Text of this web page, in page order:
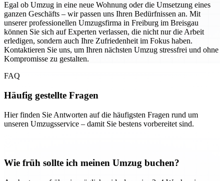
Egal ob Umzug in eine neue Wohnung oder die Umsetzung eines
ganzen Geschäfts – wir passen uns Ihren Bedürfnissen an. Mit
unserer professionellen Umzugsfirma in Freiburg im Breisgau
können Sie sich auf Experten verlassen, die nicht nur die Arbeit
erledigen, sondern auch Ihre Zufriedenheit im Fokus haben.
Kontaktieren Sie uns, um Ihren nächsten Umzug stressfrei und ohne
Kompromisse zu gestalten.
FAQ
Häufig gestellte Fragen
Hier finden Sie Antworten auf die häufigsten Fragen rund um
unseren Umzugsservice – damit Sie bestens vorbereitet sind.
Wie früh sollte ich meinen Umzug buchen?